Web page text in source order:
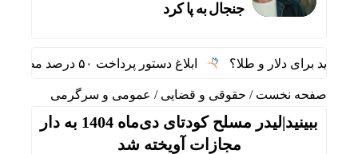
جنجال به پا کرد
برای دلار و طلا؟ ابلاغ دستور پرداخت ۵۰ درصد مطالبات واردکنندگان کالاهای اساسی به بانک مرکزی و سازمان بودجه
صفحه نخست / حقوقی و قضایی / عمومی و سرگرمی
ببینید|لیدر‌ مسلح کودتای دی‌ماه 1404 به دار
مجازات آویخته شد